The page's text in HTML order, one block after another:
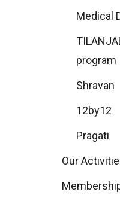
Medical
program
Shravan
12by12
Pragati
Our